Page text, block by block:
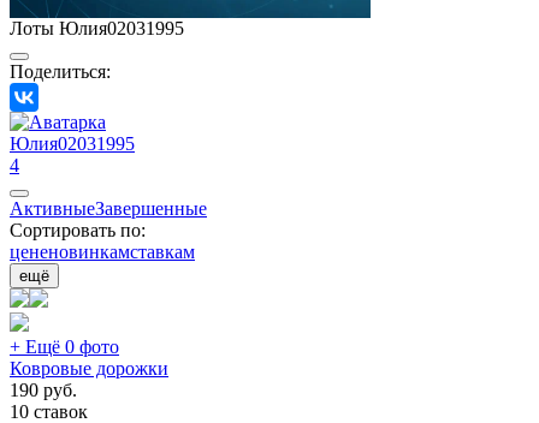
Лоты Юлия02031995
Поделиться:
Юлия02031995
4
АктивныеЗавершенные
Сортировать по:
цененовинкамставкам
ещё
+ Ещё 0 фото
Ковровые дорожки
190 руб.
10 ставок